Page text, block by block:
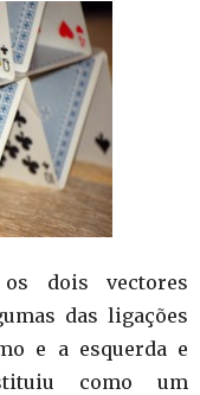
dois vectores
das ligações
e a esquerda e
como um